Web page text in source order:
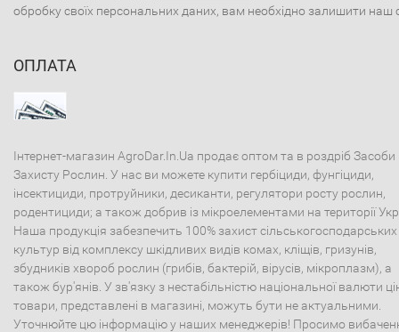
обробку своїх персональних даних, вам необхідно залишити наш
ОПЛАТА
Інтернет-магазин AgroDar.In.Ua продає оптом та в роздріб Засоби
Захисту Рослин. У нас ви можете купити гербіциди, фунгіциди,
інсектициди, протруйники, десиканти, регулятори росту рослин,
родентициди; а також добрив із мікроелементами на території
Наша продукція забезпечить 100% захист сільськогосподарських
культур від комплексу шкідливих видів комах, кліщів, гризунів,
збудників хвороб рослин (грибів, бактерій, вірусів, мікроплазм), а
також бур'янів. У зв'язку з нестабільністю національної валюти
товари, представлені в магазині, можуть бути не актуальними.
Уточнюйте цю інформацію у наших менеджерів! Просимо